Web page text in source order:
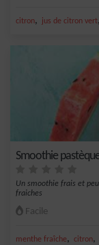
citron, jus de citron vert,
Smoothie
Un smoothie frais et
fraiches
Facile
menthe fraîche, citron,